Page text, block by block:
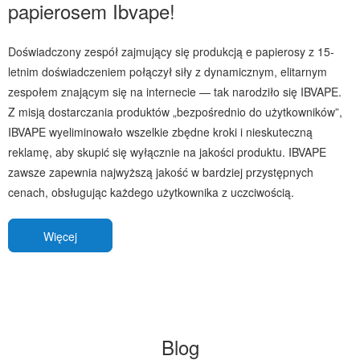
papierosem Ibvape!
Doświadczony zespół zajmujący się produkcją e papierosy z 15-
letnim doświadczeniem połączył siły z dynamicznym, elitarnym
zespołem znającym się na internecie — tak narodziło się IBVAPE.
Z misją dostarczania produktów „bezpośrednio do użytkowników”,
IBVAPE wyeliminowało wszelkie zbędne kroki i nieskuteczną
reklamę, aby skupić się wyłącznie na jakości produktu. IBVAPE
zawsze zapewnia najwyższą jakość w bardziej przystępnych
cenach, obsługując każdego użytkownika z uczciwością.
Więcej
Blog